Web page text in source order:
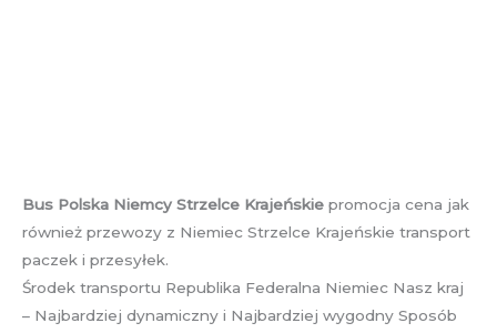
Bus Polska Niemcy Strzelce Krajeńskie promocja cena jak
również przewozy z Niemiec Strzelce Krajeńskie transport
paczek i przesyłek.
Środek transportu Republika Federalna Niemiec Nasz kraj
– Najbardziej dynamiczny i Najbardziej wygodny Sposób